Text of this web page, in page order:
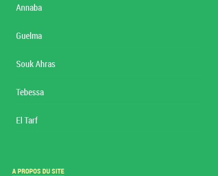
Annaba
Guelma
Souk Ahras
Tebessa
El Tarf
A PROPOS DU SITE